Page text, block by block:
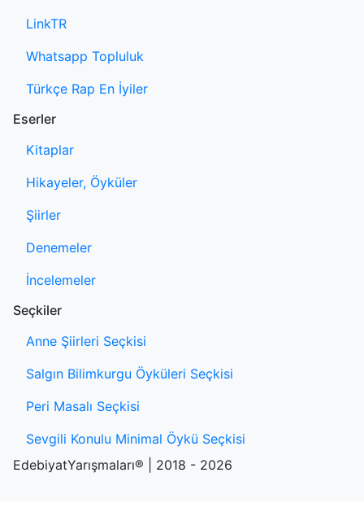
LinkTR
Whatsapp Topluluk
Türkçe Rap En İyiler
Eserler
Kitaplar
Hikayeler, Öyküler
Şiirler
Denemeler
İncelemeler
Seçkiler
Anne Şiirleri Seçkisi
Salgın Bilimkurgu Öyküleri Seçkisi
Peri Masalı Seçkisi
Sevgili Konulu Minimal Öykü Seçkisi
EdebiyatYarışmaları® | 2018 - 2026